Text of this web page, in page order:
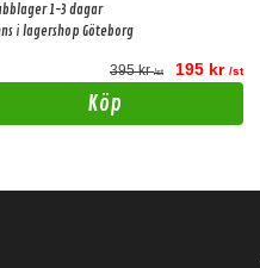
1-3 dagar
i lagershop Göteborg
395 kr/st 195 kr /st
Köp